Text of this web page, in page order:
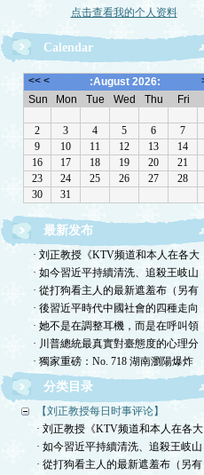
点击查看我的个人资料
Calendar
最新发布
· 刘正教授《KTV频道和本人在各大
· 如今習近平持續清洗、追殺王岐山
· 從打狗看主人的最新遮羞布（另有
· 後習近平時代中國社會的四種走向
· 她不是在調整耳機，而是在呼叫領
· 川普總統最真實對臺態度的心理分
· 獨家重磅：No. 718 湖南瀏陽爆炸
分类目录
【刘正教授每日时事评论】
· 刘正教授《KTV频道和本人在各大
· 如今習近平持續清洗、追殺王岐山
· 從打狗看主人的最新遮羞布（另有